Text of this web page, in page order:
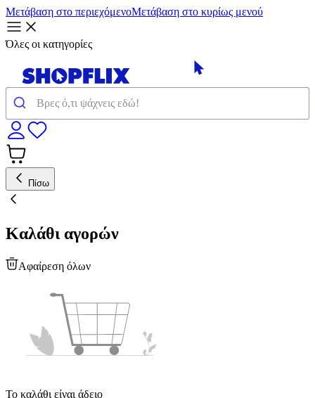
Μετάβαση στο περιεχόμενοΜετάβαση στο κυρίως μενού
Όλες οι κατηγορίες
Πίσω
Καλάθι αγορών
Αφαίρεση όλων
Το καλάθι είναι άδειο